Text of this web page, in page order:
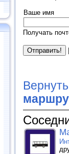
Ваше имя
Получать